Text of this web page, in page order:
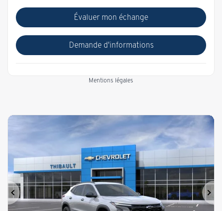
Évaluer mon échange
Demande d'informations
Mentions légales
Précédent